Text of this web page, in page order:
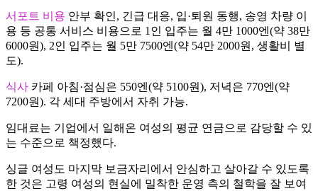
서포트 비용 안부 확인, 긴급 대응, 입·퇴원 동행, 송영 차량 이
용 등 공통 서비스 비용으로 1인 입주는 월 4만 1000엔(약 38만
6000원), 2인 입주는 월 5만 7500엔(약 54만 2000원, 생활비 별
도).
식사 카페 아침·점심은 550엔(약 5100원), 저녁은 770엔(약
7200원). 각 세대 주방에서 자취 가능.
임대료는 기업에서 일해온 여성의 평균 연금으로 감당할 수 있
는 수준으로 책정했다.
싱글 여성도 마지막 보금자리에서 안심하고 살아갈 수 있도록
한 것은 고령 여성의 현실에 밀착한 운영 측의 철학을 잘 보여